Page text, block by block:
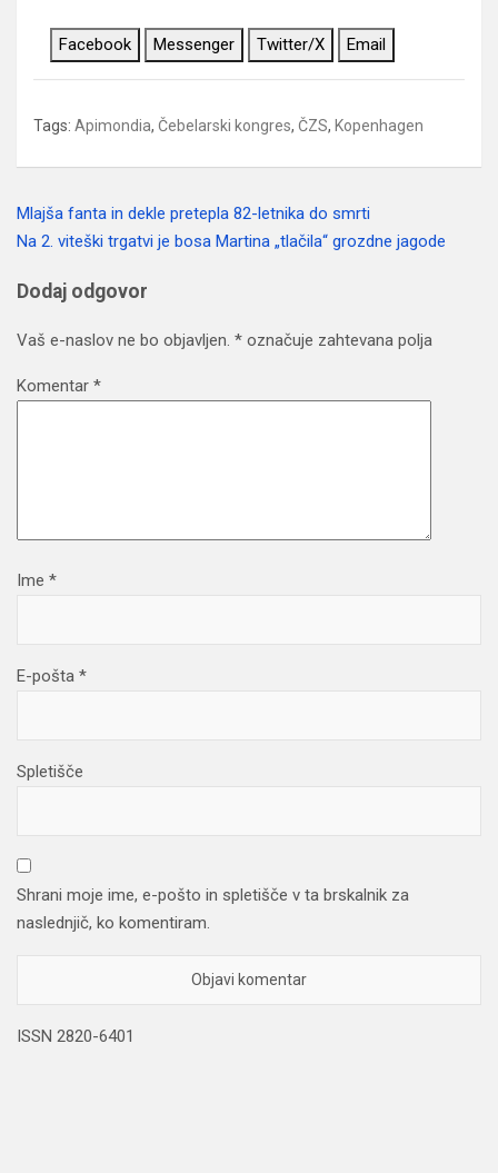
Facebook Messenger Twitter/X Email
Tags: Apimondia, Čebelarski kongres, ČZS, Kopenhagen
Navigacija
Mlajša fanta in dekle pretepla 82-letnika do smrti
Na 2. viteški trgatvi je bosa Martina „tlačila“ grozdne jagode
Dodaj odgovor
Vaš e-naslov ne bo objavljen. * označuje zahtevana polja
Komentar *
Ime *
E-pošta *
Spletišče
Shrani moje ime, e-pošto in spletišče v ta brskalnik za
naslednjič, ko komentiram.
ISSN 2820-6401